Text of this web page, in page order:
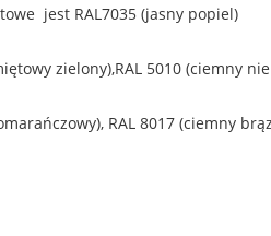
jest RAL7035 (jasny popiel)
zielony),RAL 5010 (ciemny
RAL 8017 (ciemny